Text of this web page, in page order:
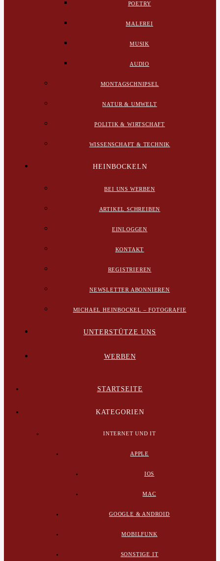
POETRY
MALEREI
MUSIK
AUDIO
MONTAGSCHNIPSEL
NATUR & UMWELT
POLITIK & WIRTSCHAFT
WISSENSCHAFT & TECHNIK
HEINBOCKELN
BEI UNS WERBEN
ARTIKEL SCHREIBEN
EINLOGGEN
KONTAKT
REGISTRIEREN
NEWSLETTER ABONNIEREN
MICHAEL HEINBOCKEL – FOTOGRAFIE
UNTERSTÜTZE UNS
WERBEN
STARTSEITE
KATEGORIEN
INTERNET UND IT
APPLE
IOS
MAC
GOOGLE & ANDROID
MOBILFUNK
SONSTIGE IT